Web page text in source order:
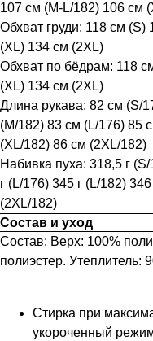
107 см (M-L/182) 106 см
Обхват груди: 118 см
(XL) 134 см (2XL)
Обхват по бёдрам: 118
(XL) 134 см (2XL)
Длина рукава: 82 см (S/
(M/182) 83 см (L/176) 85
(XL/182) 86 см (2XL/182)
Набивка пуха: 318,5 г
г (L/176) 345 г (L/182)
(2XL/182)
Состав и уход
Состав: Верх: 100%
полиэстер. Утеплитель:
Стирка при
укороченный